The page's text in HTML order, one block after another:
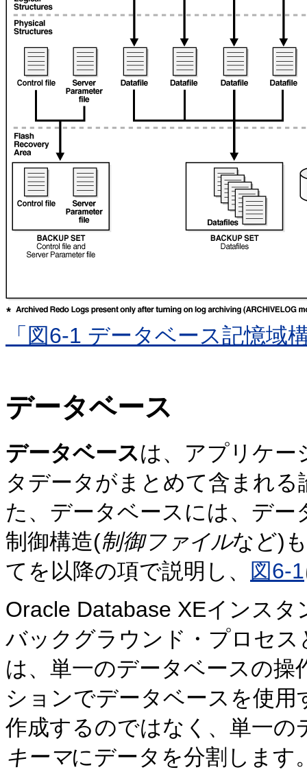
「図6-1 データベース記憶域
データベース
データベースは、アプリケー
タデータがまとめて含まれ
た、データベースには、デ
制御構造(制御ファイルなど)
てを以降の項で説明し、
図6-1
Oracle Database XEインス
バックグラウンド・プロセ
は、単一のデータベースの
ションでデータベースを使
作成するのではなく、単一
キーマにデータを分割します